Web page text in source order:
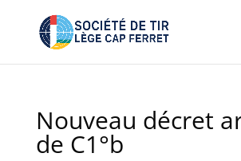
Nouveau décret
de C1°b